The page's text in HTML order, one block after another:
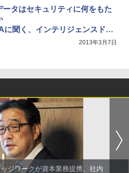
ータはセキュリティに何をもた
に聞く、インテリジェンスドリ
2013年3月7日
ジワークが資本業務提携、社内